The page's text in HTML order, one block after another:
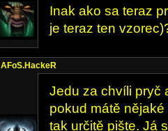
Inak ako sa teraz
je teraz ten
AFoS.HackeR
Jedu za chvíli pryč
pokud mátě
tak určitě pište. Já